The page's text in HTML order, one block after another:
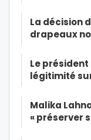
La décision
drapeaux
Le
légitimité
Malika
« préserver